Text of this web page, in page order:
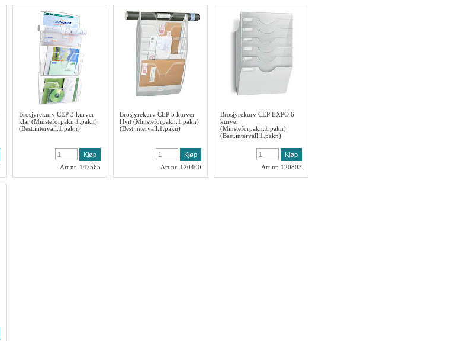
Brosjyrekurv CEP 3 kurver
klar (Minsteforpakn:1.pakn)
(Best.intervall:1.pakn)
Art.nr. 147565
Brosjyrekurv CEP 5 kurver
Hvit (Minsteforpakn:1.pakn)
(Best.intervall:1.pakn)
Art.nr. 120400
Brosjyrekurv CEP EXPO 6
kurver
(Minsteforpakn:1.pakn)
(Best.intervall:1.pakn)
Art.nr. 120803